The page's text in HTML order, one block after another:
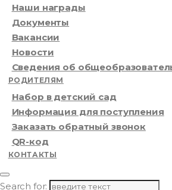
Наши награды
Документы
Вакансии
Новости
Сведения об
РОДИТЕЛЯМ
Набор в детский сад
Информация для поступления
Заказать обратный звонок
QR-код
КОНТАКТЫ
Search for: